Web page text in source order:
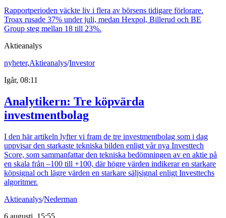
Rapportperioden väckte liv i flera av börsens tidigare förlorare.
Troax rusade 37% under juli, medan Hexpol, Billerud och BE
Group steg mellan 18 till 23%.
Aktieanalys
nyheter,Aktieanalys/Investor
Igår, 08:11
Analytikern: Tre köpvärda
investmentbolag
I den här artikeln lyfter vi fram de tre investmentbolag som i dag
uppvisar den starkaste tekniska bilden enligt vår nya Investtech
Score, som sammanfattar den tekniska bedömningen av en aktie på
en skala från –100 till +100, där högre värden indikerar en starkare
köpsignal och lägre värden en starkare säljsignal enligt Investtechs
algoritmer.
Aktieanalys/Nederman
6 augusti, 15:55